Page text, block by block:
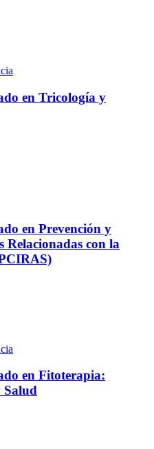
en Tricología y
en Prevención y
Relacionadas con la
en Fitoterapia:
Salud